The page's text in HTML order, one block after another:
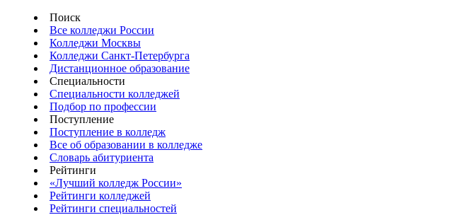
Поиск
Все колледжи России
Колледжи Москвы
Колледжи Санкт-Петербурга
Дистанционное образование
Специальности
Специальности колледжей
Подбор по профессии
Поступление
Поступление в колледж
Все об образовании в колледже
Словарь абитуриента
Рейтинги
«Лучший колледж России»
Рейтинги колледжей
Рейтинги специальностей